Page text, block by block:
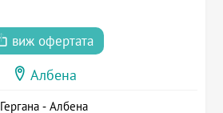
виж офертата
Албена
Гергана - Албена